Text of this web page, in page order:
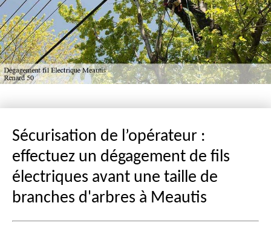
Sécurisation de l’opérateur :
effectuez un dégagement de fils
électriques avant une taille de
branches d'arbres à Meautis